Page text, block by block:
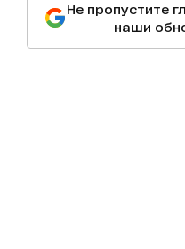
Не пропустите
наши